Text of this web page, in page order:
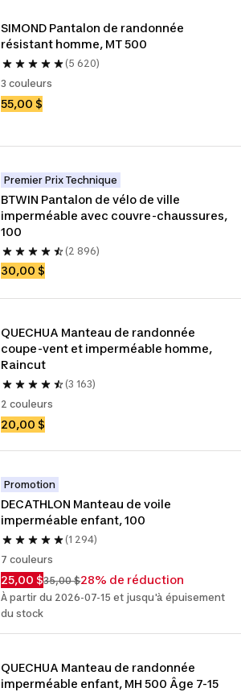
SIMOND Pantalon de randonnée
résistant homme, MT 500
(5 620)
3 couleurs
55,00 $
Premier Prix Technique
BTWIN Pantalon de vélo de ville
imperméable avec couvre-chaussures,
100
(2 896)
30,00 $
QUECHUA Manteau de randonnée
coupe-vent et imperméable homme,
Raincut
(3 163)
2 couleurs
20,00 $
Promotion
DECATHLON Manteau de voile
imperméable enfant, 100
(1 294)
7 couleurs
25,00 $35,00 $28% de réduction
À partir du 2026-07-15 et jusqu'à épuisement
du stock
QUECHUA Manteau de randonnée
imperméable enfant, MH 500 Âge 7-15